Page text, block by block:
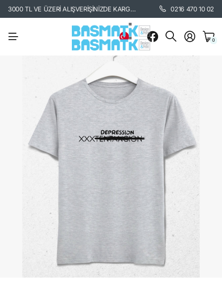
3000 TL VE ÜZERİ ALIŞVERİŞİNİZDE KARGO BEDAVA. / KARGO BİLGİSİ
0216 470 10 02
0